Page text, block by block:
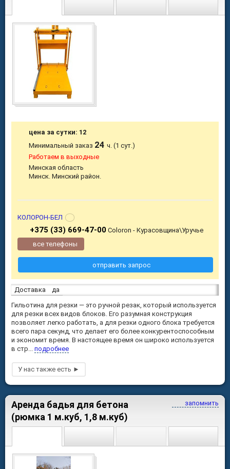
Доставка
да
Гильотина для резки — это ручной резак, который используется
для резки всех видов блоков. Его разумная конструкция
позволяет легко работать, а для резки одного блока требуется
всего пара секунд, что делает его более конкурентоспособным
и экономит время. В настоящее время он широко используется
в стр... подробнее
цена за сутки: 12
Минимальный заказ 24ч. (1 сут.)
Работаем в выходные
Минская область
Минск. Минский район.
КОЛОРОН-БЕЛ
+375 (33) 669-47-00Coloron - Курасовщина\Уручье
все телефоны
отправить запрос
запомнить
Аренда бадья для бетона
(рюмка 1 м.куб, 1,8 м.куб)